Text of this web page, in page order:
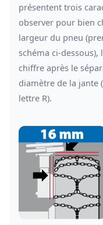
présentent trois
observer pour bien
largeur du pneu
schéma ci-
chiffre après le
diamètre de la jante
lettre R).